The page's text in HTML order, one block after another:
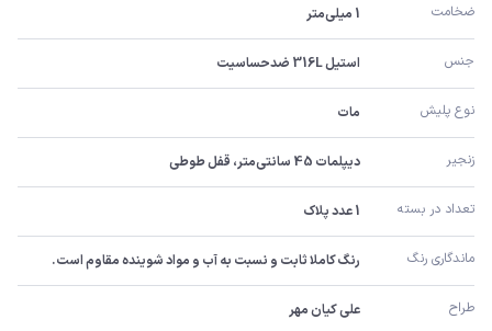
ضخامت 1 میلی‌متر
جنس استیل 316L ضدحساسیت
نوع پلیش مات
زنجیر دیپلمات 45 سانتی‌متر، قفل طوطی
تعداد در بسته 1 عدد پلاک
ماندگاری رنگ رنگ کاملا ثابت و نسبت به آب و مواد شوینده مقاوم است.
طراح علی کیان مهر